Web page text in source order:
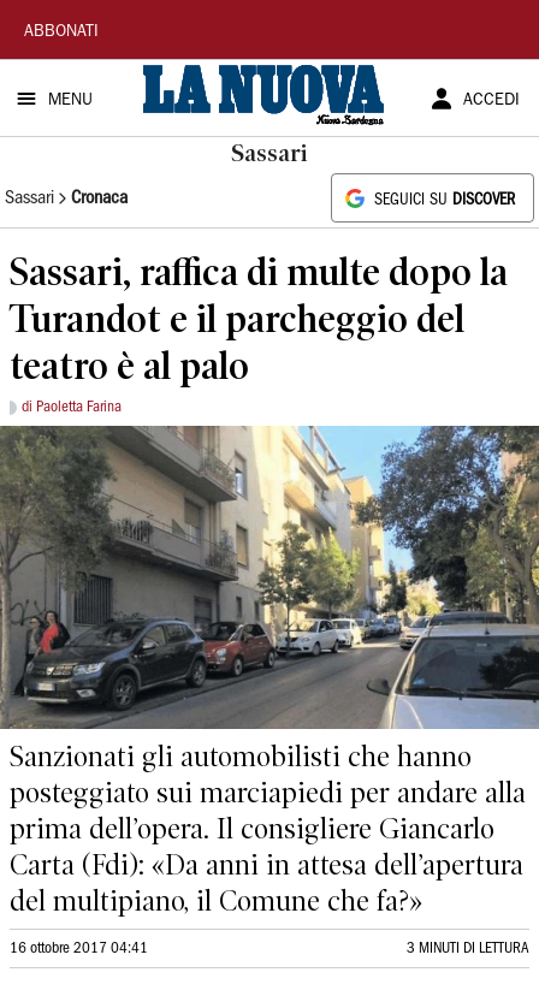
La
Nuova
Sardegna
ABBONATI
MENU ACCEDI
Sassari
Sassari Cronaca SEGUICI SU DISCOVER
Sassari, raffica di multe dopo la
Turandot e il parcheggio del
teatro è al palo
di Paoletta Farina
Sanzionati gli automobilisti che hanno
posteggiato sui marciapiedi per andare alla
prima dell’opera. Il consigliere Giancarlo
Carta (Fdi): «Da anni in attesa dell’apertura
del multipiano, il Comune che fa?»
16 ottobre 2017 04:41 3 MINUTI DI LETTURA